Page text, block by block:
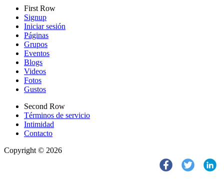
First Row
Signup
Iniciar sesión
Páginas
Grupos
Eventos
Blogs
Videos
Fotos
Gustos
Second Row
Términos de servicio
Intimidad
Contacto
Copyright © 2026